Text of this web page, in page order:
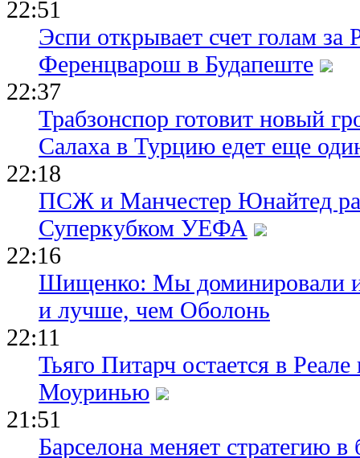
22:51
Эспи открывает счет голам
Ференцварош в Будапеште
22:37
Трабзонспор готовит новый
Салаха в Турцию едет еще
22:18
ПСЖ и Манчестер Юнайтед
Суперкубком УЕФА
22:16
Шищенко: Мы доминировали
и лучше, чем Оболонь
22:11
Тьяго Питарч остается в
Моуринью
21:51
Барселона меняет стратегию